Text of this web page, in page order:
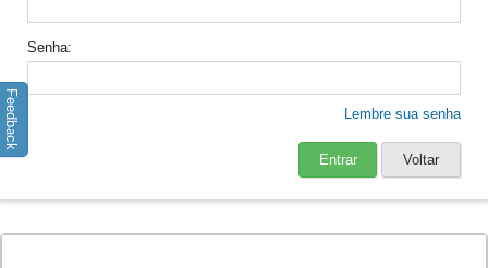
Senha
Lembre sua senha
Entrar Voltar
Feedback